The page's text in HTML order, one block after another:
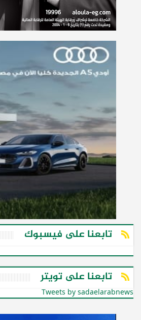
تابعنا على فيسبوك
تابعنا على تويتر
Tweets by sadaelarabnews